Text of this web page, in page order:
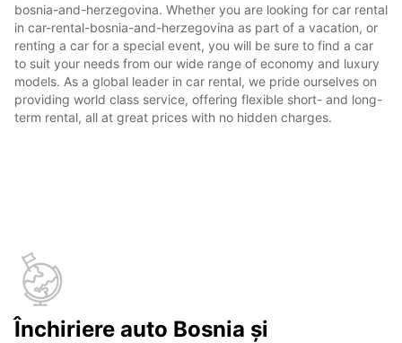
bosnia-and-herzegovina. Whether you are looking for car rental
in car-rental-bosnia-and-herzegovina as part of a vacation, or
renting a car for a special event, you will be sure to find a car
to suit your needs from our wide range of economy and luxury
models. As a global leader in car rental, we pride ourselves on
providing world class service, offering flexible short- and long-
term rental, all at great prices with no hidden charges.
Închiriere auto Bosnia și